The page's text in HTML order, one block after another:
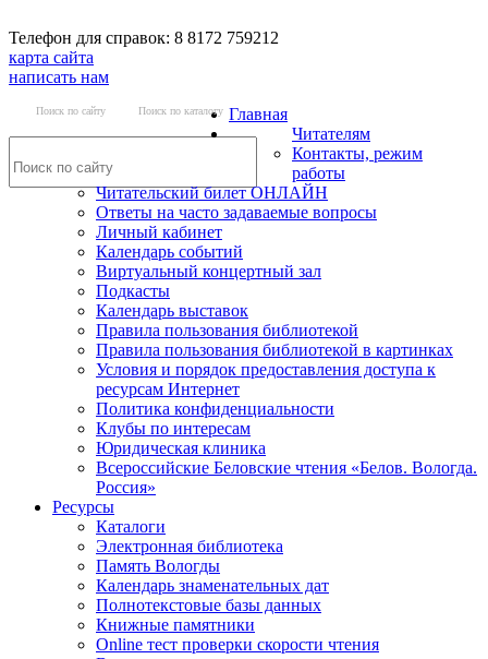
Телефон для справок: 8 8172 759212
карта сайта
написать нам
Поиск по сайту Поиск по каталогу Главная
Читателям
Контакты, режим
работы
Читательский билет ОНЛАЙН
Ответы на часто задаваемые вопросы
Личный кабинет
Календарь событий
Виртуальный концертный зал
Подкасты
Календарь выставок
Правила пользования библиотекой
Правила пользования библиотекой в картинках
Условия и порядок предоставления доступа к
ресурсам Интернет
Политика конфиденциальности
Клубы по интересам
Юридическая клиника
Всероссийские Беловские чтения «Белов. Вологда.
Россия»
Ресурсы
Каталоги
Электронная библиотека
Память Вологды
Календарь знаменательных дат
Полнотекстовые базы данных
Книжные памятники
Online тест проверки скорости чтения